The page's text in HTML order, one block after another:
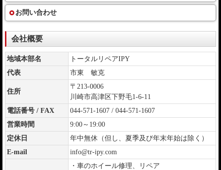
お問い合わせ
会社概要
地域本部名
トータルリペアIPY
代表
市東 敏克
住所
〒213-0006
川崎市高津区下野毛1-6-11
電話番号 / FAX
044-571-1607 / 044-571-1607
営業時間
9:00～19:00
定休日
年中無休（但し、夏季及び年末年始は除く）
E-mail
info@tr-ipy.com
・車のホイール修理、リペア